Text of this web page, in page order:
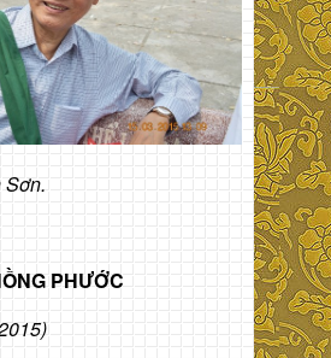
Sơn.
PHƯỚC